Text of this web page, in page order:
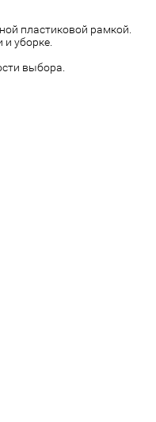
пластиковой рамкой.
уборке.
выбора.